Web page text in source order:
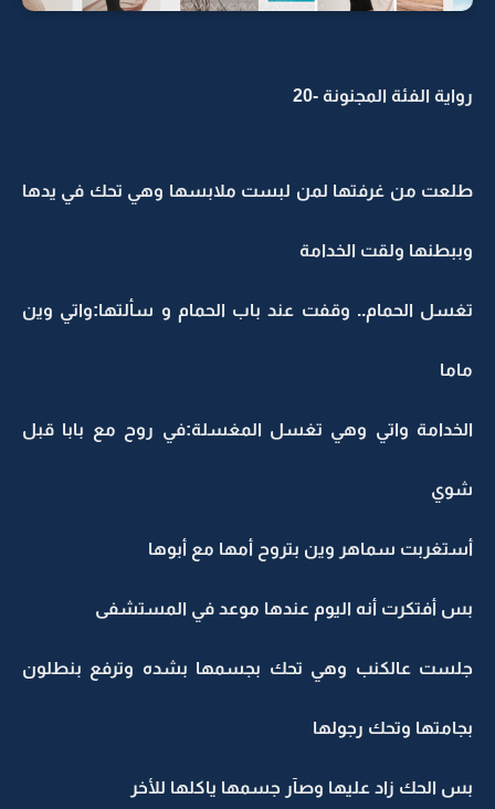
رواية الفئة المجنونة -20
طلعت من غرفتها لمن لبست ملابسها وهي تحك في يدها
وببطنها ولقت الخدامة
تغسل الحمام.. وقفت عند باب الحمام و سألتها:واتي وين
ماما
الخدامة واتي وهي تغسل المغسلة:في روح مع بابا قبل
شوي
أستغربت سماهر وين بتروح أمها مع أبوها
بس أفتكرت أنه اليوم عندها موعد في المستشفى
جلست عالكنب وهي تحك بجسمها بشده وترفع بنطلون
بجامتها وتحك رجولها
بس الحك زاد عليها وصآر جسمها ياكلها للأخر